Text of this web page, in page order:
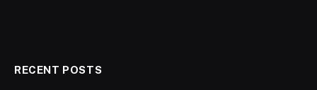
RECENT POSTS